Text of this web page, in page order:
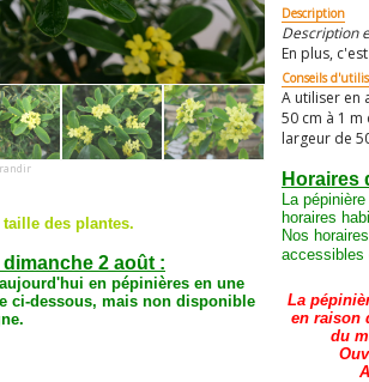
des plantes.
2 août :
en pépinières en une
ci-dessous, mais non disponible
Description
Description
En plus,
Conseils
A utiliser en
50 cm à 1
largeur de
Horaires
La
horaires
Nos
accessibles
La
en raison
du